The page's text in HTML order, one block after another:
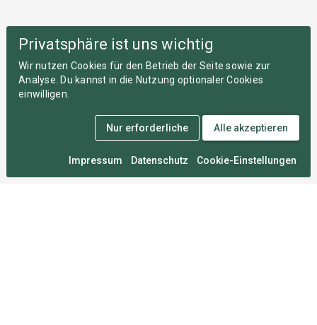
Privatsphäre ist uns wichtig
Wir nutzen Cookies für den Betrieb der Seite sowie zur
Analyse. Du kannst in die Nutzung optionaler Cookies
einwilligen.
Impressum Datenschutz Cookie-Einstellungen
Nur erforderliche Alle akzeptieren